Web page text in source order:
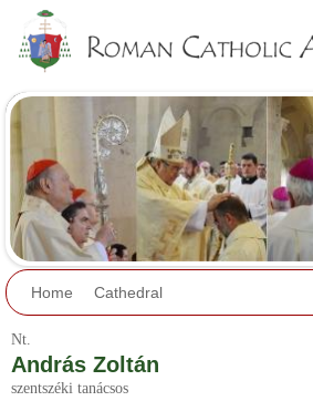
Home Cathedral
Nt.
András Zoltán
szentszéki tanácsos